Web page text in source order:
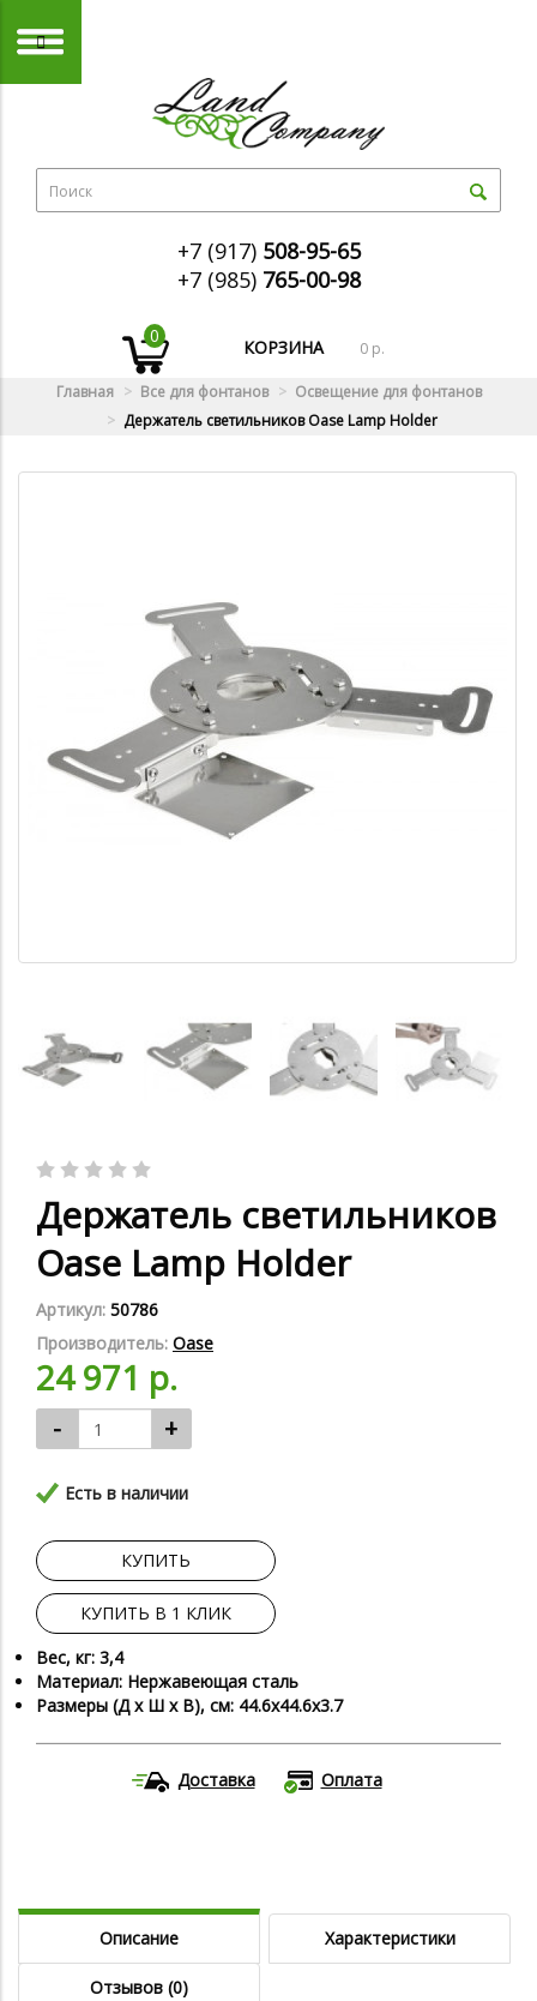
+7 (917) 508-95-65
+7 (985) 765-00-98
0
КОРЗИНА 0 р.
Главная Все для фонтанов
Освещение для фонтанов
Держатель светильников Oase Lamp Holder
Держатель светильников
Oase Lamp Holder
Артикул: 50786
Производитель: Oase
24 971 р.
- +
Есть в наличии
КУПИТЬ
КУПИТЬ В 1 КЛИК
Вес, кг: 3,4
Материал: Нержавеющая сталь
Размеры (Д х Ш х В), см: 44.6x44.6x3.7
Доставка Оплата
Описание Характеристики
Отзывов (0)